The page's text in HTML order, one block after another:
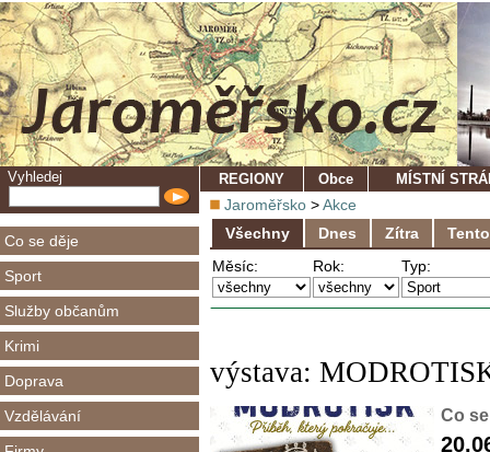
Vyhledej
Co se děje
Sport
Služby občanům
Krimi
Doprava
Vzdělávání
REGIONY Obce MÍSTNÍ
Jaroměřsko >Akce
Všechny
Dnes Zítra
Měsíc:
Rok: Typ:
výstava:
Co